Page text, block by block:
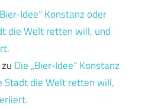
Idee“ Konstanz oder
die Welt retten will, und
zu Die „Bier-Idee“ Konstanz
Stadt die Welt retten will,